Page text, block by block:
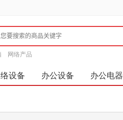
网络产品
设备 办公设备 办公电器